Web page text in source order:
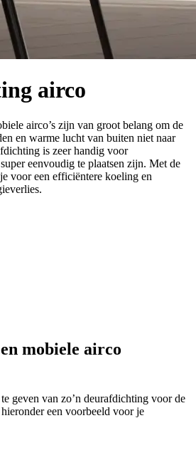
airco
airco’s zijn van groot belang om de
en warme lucht van buiten niet naar
is zeer handig voor
eenvoudig te plaatsen zijn. Met de
voor een efficiëntere koeling en
mobiele airco
geven van zo’n deurafdichting voor de
een voorbeeld voor je